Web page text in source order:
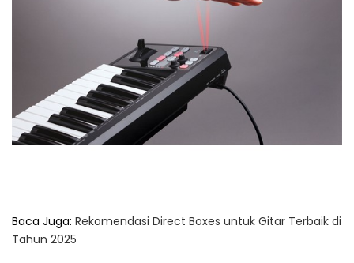
Baca Juga: Rekomendasi Direct Boxes untuk Gitar Terbaik di
Tahun 2025